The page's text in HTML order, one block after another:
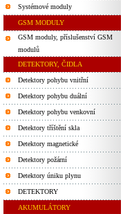
Systémové moduly
GSM MODULY
GSM moduly, příslušenství GSM
modulů
DETEKTORY, ČIDLA
Detektory pohybu vnitřní
Detektory pohybu duální
Detektory pohybu venkovní
Detektory tříštění skla
Detektory magnetické
Detektory požární
Detektory úniku plynu
DETEKTORY
AKUMULÁTORY